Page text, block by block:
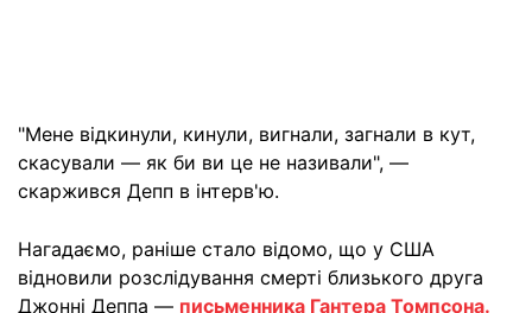
"Мене відкинули, кинули, вигнали, загнали в кут,
скасували — як би ви це не називали", —
скаржився Депп в інтерв'ю.
Нагадаємо, раніше стало відомо, що у США
відновили розслідування смерті близького друга
Джонні Деппа — письменника Гантера Томпсона.